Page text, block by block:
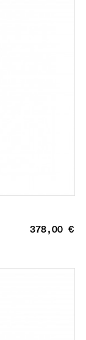
378,00 €